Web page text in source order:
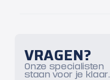
VRAGEN?
Onze specialisten
staan voor je klaar.